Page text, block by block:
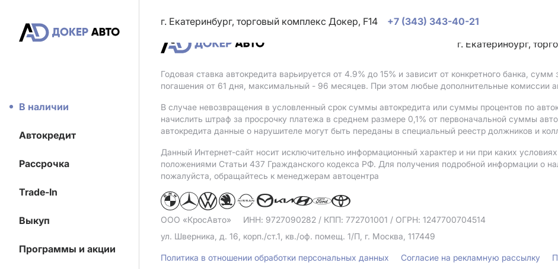
В наличии
Автокредит
Рассрочка
Trade-In
Выкуп
Программы и акции
г. Екатеринбург, торговый комплекс Докер, F14
+7 (343) 343-40-21
г. Екатеринбург,
Годовая ставка автокредита варьируется от 4.9% до 15% и зависит от конкретного банка,
погашения от 61 дня, максимальный - 96 месяцев. При этом любые дополнительные комиссии
В случае невозвращения в условленный срок суммы автокредита или суммы процентов по
начислить штраф за просрочку платежа в среднем размере 0,1% от первоначальной суммы
автокредита данные о нарушителе могут быть переданы в специальный реестр должников и
Данный Интернет-сайт носит исключительно информационный характер и ни при каких
положениями Статьи 437 Гражданского кодекса РФ. Для получения подробной информации о
пожалуйста, обращайтесь к менеджерам автоцентра
ООО «КросАвто» ИНН: 9727090282 / КПП: 772701001 / ОГРН: 1247700704514
ул. Шверника, д. 16, корп./ст.1, кв./оф. помещ. 1/П, г. Москва, 117449
Политика в отношении обработки персональных данных Согласие на рекламную рассылку